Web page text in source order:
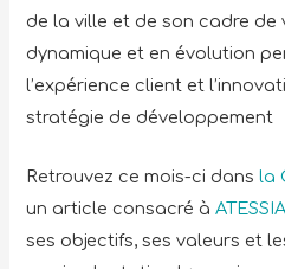
de la ville et de son cadre de
dynamique et en évolution
l’expérience client et
stratégie de développement
Retrouvez ce mois-ci dansla
un article consacré à
ses objectifs, ses valeurs et